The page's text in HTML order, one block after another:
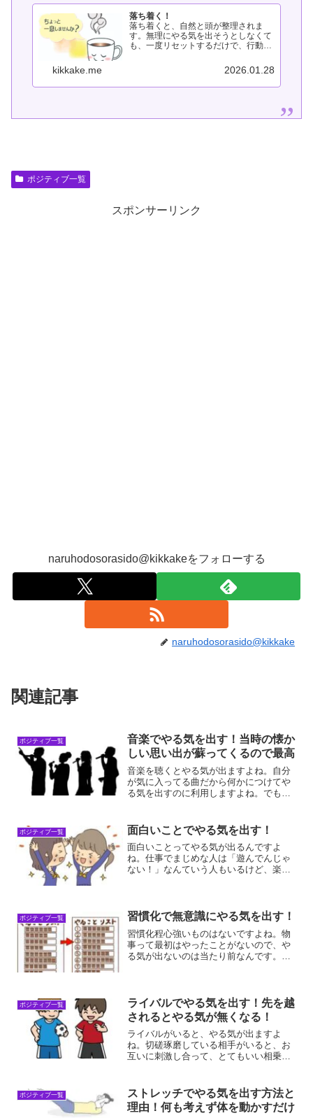
落ち着く！
落ち着くと、自然と頭が整理されま
す。無理にやる気を出そうとしなくて
も、一度リセットするだけで、行動で
のページでは、リフレッシュ・リラッ
クス・瞑想など、「落ち着くこと」か
らやる気を取り戻す方法をまとめてい
kikkake.me 2026.01.28
ポジティブ一覧
スポンサーリンク
naruhodosorasido@kikkakeをフォローする
naruhodosorasido@kikkake
関連記事
ポジティブ一覧
音楽でやる気を出す！当時の懐か
しい思い出が蘇ってくるので最高
音楽を聴くとやる気が出ますよね。自分
が気に入ってる曲だから何かにつけてや
る気を出すのに利用しますよね。でも、
順番に色んな好きな曲を聴いてやる気を
出しているんですよね。音...
ポジティブ一覧 面白いことでやる気を出す！
面白いことってやる気が出るんですよ
ね。仕事でまじめな人は「遊んでんじゃ
ない！」なんていう人もいるけど、楽し
のは、元気になるからです。...
ポジティブ一覧 習慣化で無意識にやる気を出す！
習慣化程心強いものはないですよね。物
事って最初はやったことがないので、や
る気が出ないのは当たり前なんです。わ
にやる気になる！習慣化す...
ポジティブ一覧
ライバルでやる気を出す！先を越
されるとやる気が無くなる！
ライバルがいると、やる気が出ますよ
ね。切磋琢磨している相手がいると、お
互いに刺激し合って、とてもいい相乗効
とです。ライバルでやる気を出す！ライ
バルでやる気を出すには、ラ...
ポジティブ一覧
ストレッチでやる気を出す方法と
理由！何も考えず体を動かすだけ